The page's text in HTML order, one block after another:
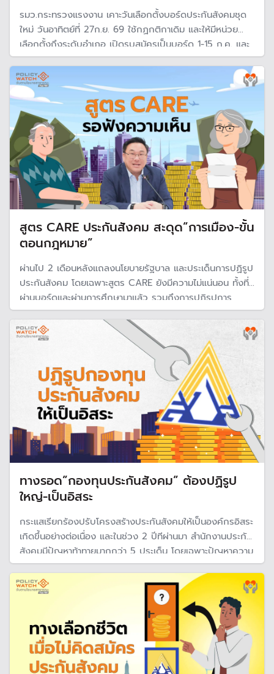
รมว.กระทรวงแรงงาน เคาะวันเลือกตั้งบอร์ดประกันสังคมชุด
ใหม่ วันอาทิตย์ที่ 27ก.ย. 69 ใช้กฏกติกาเดิม และให้มีหน่วย
เลือกตั้งถึงระดับอำเภอ เปิดรบสมัครเป็นบอร์ด 1-15 ก.ค. และ
นายจ้างและผู้ประกันตนมาตรา 33, 39 และ 40 สามารถลง
ทะเบียนใช้สิทธิเลือกตั้งได้ตั้งแต่ 1 มิ.ย.-15 ก.ค. 2569
สูตร CARE ประกันสังคม สะดุด”การเมือง-ขั้น
ตอนกฎหมาย”
ผ่านไป 2 เดือนหลังแถลงนโยบายรัฐบาล และประเด็นการปฏิรูป
ประกันสังคม โดยเฉพาะสูตร CARE ยังมีความไม่แน่นอน ทั้งที่
ผ่านบอร์ดและผ่านการศึกษามาแล้ว รวมถึงการปฏิรูปการ
บริหารกองทุนประกันสังคม ขณะที่เก็บเงินผู้ประกันตนเพิ่มไป
แล้วตั้งแต่ต้นปี จึงไม่ใช่ประเด็นเรื่อง "คิดสูตร" แต่ติด
"การเมืองและขั้นตอนกฎหมาย"
ทางรอด”กองทุนประกันสังคม” ต้องปฏิรูป
ใหญ่-เป็นอิสระ
กระแสเรียกร้องปรับโครงสร้างประกันสังคมให้เป็นองค์กรอิสระ
เกิดขึ้นอย่างต่อเนื่อง และในช่วง 2 ปีทีผ่านมา สำนักงานประกัน
สังคมมีปัญหาท้าทายมากกว่า 5 ประเด็น โดยเฉพาะปัญหาความ
ยั่งยืนทางการเงินที่น่าเป็นห่วงว่า 20-30 ปี อาจไม่มีเงินจ่าย
บำนาญชรา เครือข่ายแรงงานและนักวิชาการเสนอทางรอด ต้อง
ปฏิรูปโครงสร้าง